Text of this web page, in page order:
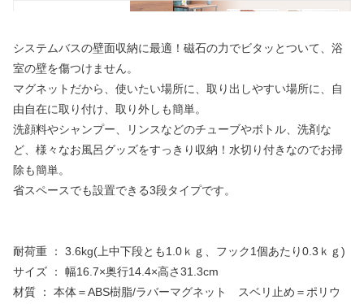
システムバスの壁面収納に最適！磁石の力でビタッとついて、浴
室の壁を傷つけません。
マグネットだから、使いたい場所に、取り出しやすい場所に、自
由自在に取り付け、取り外しも簡単。
洗顔料やシャンプー、リンスなどのチューブやボトル、洗剤な
ど、様々なお風呂グッズをすっきり収納！水切り付きなのでお掃
除も簡単。
省スペースでも設置できる3段タイプです。
耐荷重 ： 3.6kg(上中下段とも1.0ｋｇ、フック1個あたり0.3ｋｇ)
サイズ ： 幅16.7×奥行14.4×高さ31.3cm
材質 ： 本体＝ABS樹脂/ラバーマグネット スベリ止め＝ポリウ